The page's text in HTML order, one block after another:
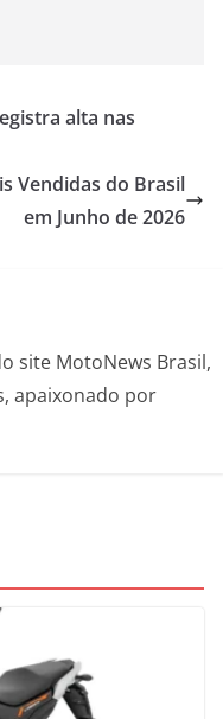
alta nas
Vendidas do Brasil
em Junho de 2026
site MotoNews Brasil,
apaixonado por